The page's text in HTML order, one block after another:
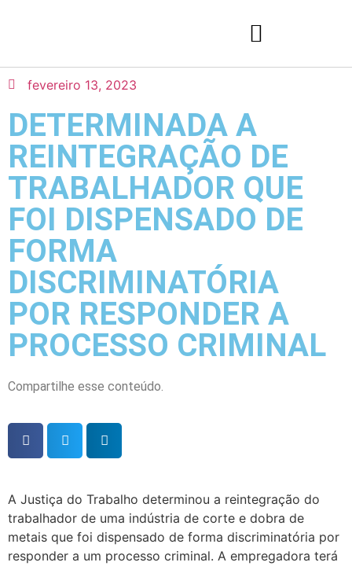
fevereiro 13, 2023
DETERMINADA A
REINTEGRAÇÃO DE
TRABALHADOR QUE
FOI DISPENSADO DE
FORMA
DISCRIMINATÓRIA
POR RESPONDER A
PROCESSO CRIMINAL
Compartilhe esse conteúdo.
A Justiça do Trabalho determinou a reintegração do
trabalhador de uma indústria de corte e dobra de
metais que foi dispensado de forma discriminatória por
responder a um processo criminal. A empregadora terá